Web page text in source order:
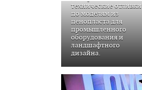
технические отливки
по моделям из
пенопласта для
промышленного
оборудования и
ландшафтного
дизайна.